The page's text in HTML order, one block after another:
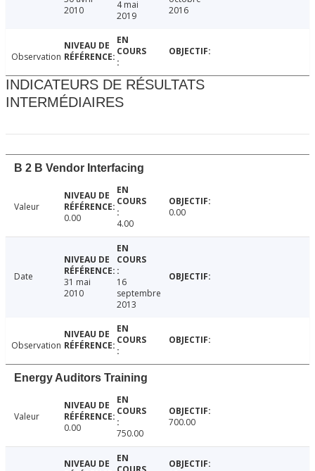
2010
4 mai
2019
2016
Observation
INDICATEURS DE RÉSULTATS
INTERMÉDIAIRES
B 2 B Vendor Interfacing
Valeur
0.00
4.00
0.00
Date
31 mai
2010
16
septembre
2013
Observation
Energy Auditors Training
Valeur
0.00
750.00
700.00